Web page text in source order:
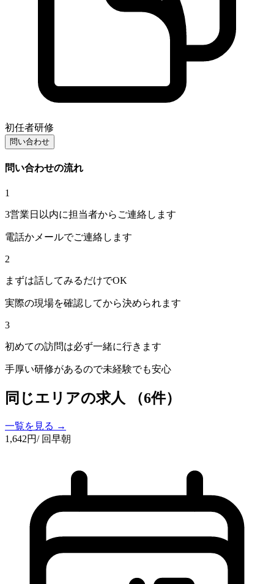
初任者研修
問い合わせ
問い合わせの流れ
1
3営業日以内に担当者からご連絡します
電話かメールでご連絡します
2
まずは話してみるだけでOK
実際の現場を確認してから決められます
3
初めての訪問は必ず一緒に行きます
手厚い研修があるので未経験でも安心
同じエリアの求人 （6件）
一覧を見る →
1,642円/ 回早朝